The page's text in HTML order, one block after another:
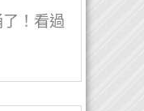
！看過